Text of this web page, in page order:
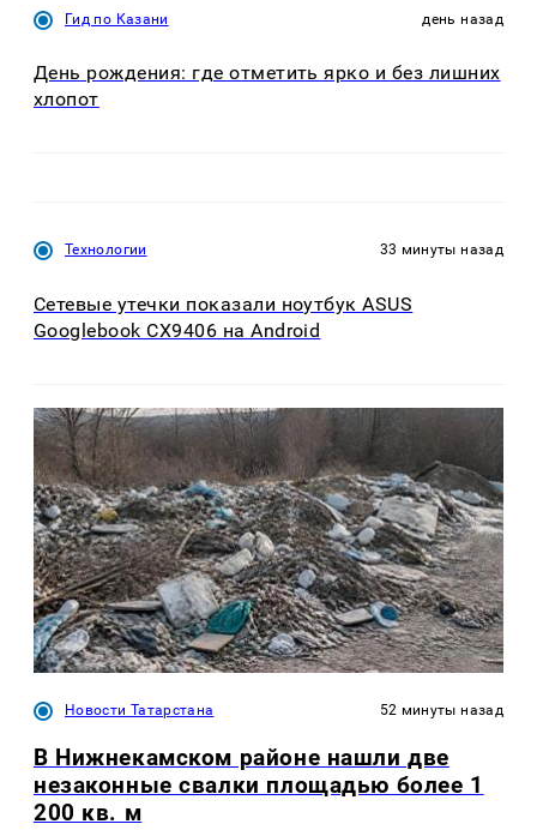
Гид по Казани день назад
День рождения: где отметить ярко и без лишних
хлопот
Технологии 33 минуты назад
Сетевые утечки показали ноутбук ASUS
Googlebook CX9406 на Android
Новости Татарстана 52 минуты назад
В Нижнекамском районе нашли две
незаконные свалки площадью более 1
200 кв. м